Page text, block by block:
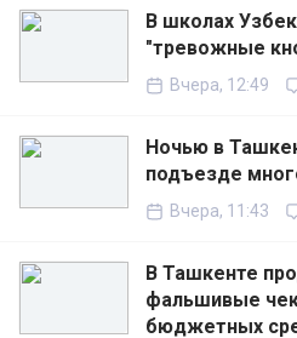
В школах
"тревожные
Вчера, 12:49
Ночью в
подъезде
Вчера, 11:43
В Ташкенте
фальшивые
бюджетных